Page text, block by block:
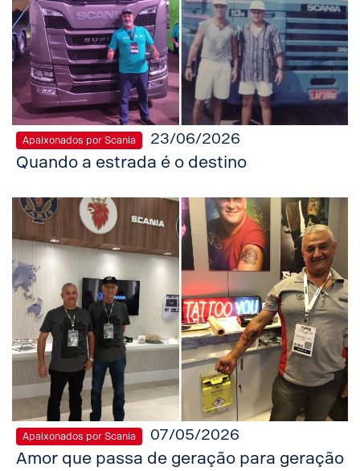
Apaixonados por Scania 23/06/2026
Quando a estrada é o destino
Apaixonados por Scania 07/05/2026
Amor que passa de geração para geração